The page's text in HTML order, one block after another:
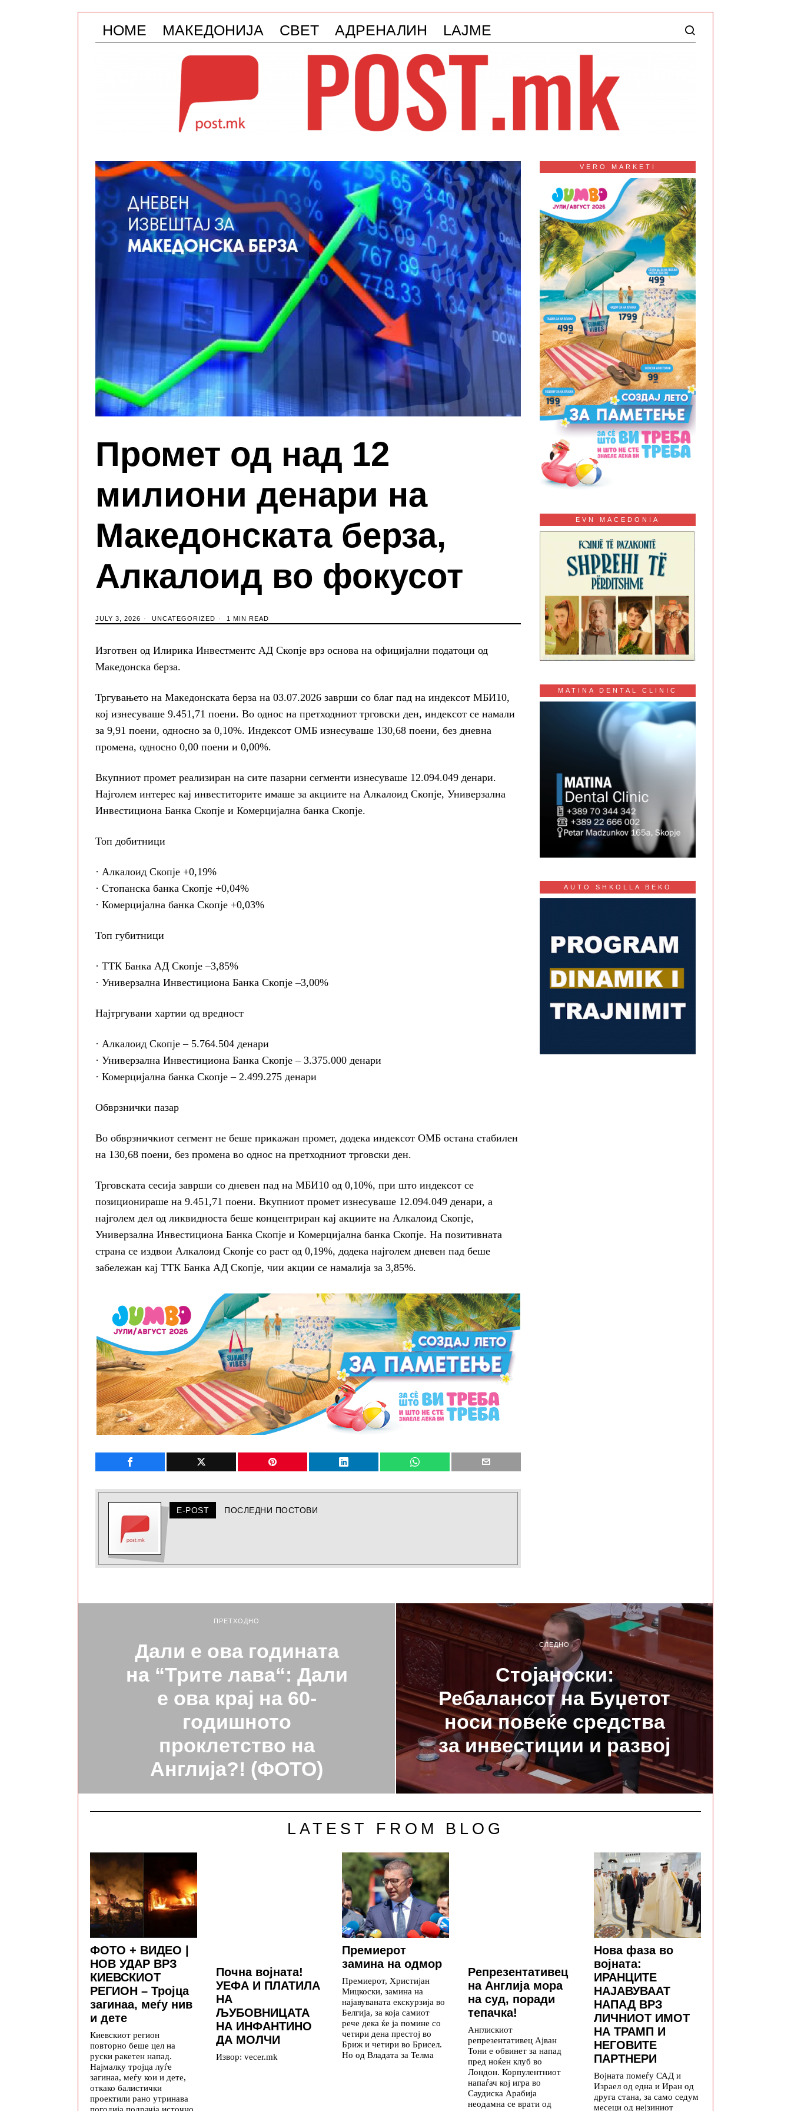
HOME МАКЕДОНИЈА СВЕТ АДРЕНАЛИН LAJME
Промет од над 12
милиони денари на
Македонската берза,
Алкалоид во фокусот
JULY 3, 2026 UNCATEGORIZED 1 MIN READ
Изготвен од Илирика Инвестментс АД Скопје врз основа на официјални податоци од
Македонска берза.
Тргувањето на Македонската берза на 03.07.2026 заврши со благ пад на индексот МБИ10,
кој изнесуваше 9.451,71 поени. Во однос на претходниот трговски ден, индексот се намали
за 9,91 поени, односно за 0,10%. Индексот ОМБ изнесуваше 130,68 поени, без дневна
промена, односно 0,00 поени и 0,00%.
Вкупниот промет реализиран на сите пазарни сегменти изнесуваше 12.094.049 денари.
Најголем интерес кај инвеститорите имаше за акциите на Алкалоид Скопје, Универзална
Инвестициона Банка Скопје и Комерцијална банка Скопје.
Топ добитници
· Алкалоид Скопје +0,19%
· Стопанска банка Скопје +0,04%
· Комерцијална банка Скопје +0,03%
Топ губитници
· ТТК Банка АД Скопје –3,85%
· Универзална Инвестициона Банка Скопје –3,00%
Најтргувани хартии од вредност
· Алкалоид Скопје – 5.764.504 денари
· Универзална Инвестициона Банка Скопје – 3.375.000 денари
· Комерцијална банка Скопје – 2.499.275 денари
Обврзнички пазар
Во обврзничкиот сегмент не беше прикажан промет, додека индексот ОМБ остана стабилен
на 130,68 поени, без промена во однос на претходниот трговски ден.
Трговската сесија заврши со дневен пад на МБИ10 од 0,10%, при што индексот се
позиционираше на 9.451,71 поени. Вкупниот промет изнесуваше 12.094.049 денари, а
најголем дел од ликвидноста беше концентриран кај акциите на Алкалоид Скопје,
Универзална Инвестициона Банка Скопје и Комерцијална банка Скопје. На позитивната
страна се издвои Алкалоид Скопје со раст од 0,19%, додека најголем дневен пад беше
забележан кај ТТК Банка АД Скопје, чии акции се намалија за 3,85%.
E-POST ПОСЛЕДНИ ПОСТОВИ
VERO MARKETI
EVN MACEDONIA
MATINA DENTAL CLINIC
AUTO SHKOLLA BEKO
ПРЕТХОДНО
Дали е ова годината
на “Трите лава“: Дали
е ова крај на 60-
годишното
проклетство на
Англија?! (ФОТО)
СЛЕДНО
Стојаноски:
Ребалансот на Буџетот
носи повеќе средства
за инвестиции и развој
LATEST FROM BLOG
ФОТО + ВИДЕО |
НОВ УДАР ВРЗ
КИЕВСКИОТ
РЕГИОН – Тројца
загинаа, меѓу нив
и дете
Киевскиот регион
повторно беше цел на
руски ракетен напад.
Најмалку тројца луѓе
загинаа, меѓу кои и дете,
откако балистички
проектили рано утринава
Почна војната!
УЕФА И ПЛАТИЛА
НА
ЉУБОВНИЦАТА
НА ИНФАНТИНО
ДА МОЛЧИ
Извор: vecer.mk
Премиерот
замина на одмор
Премиерот, Христијан
Мицкоски, замина на
најавуваната екскурзија во
Белгија, за која самиот
рече дека ќе ја помине со
четири дена престој во
Бриж и четири во Брисел.
Но од Владата за Телма
Репрезентативец
на Англија мора
на суд, поради
тепачка!
Англискиот
репрезентативец Ајван
Тони е обвинет за напад
пред ноќен клуб во
Лондон. Корпулентниот
напаѓач кој игра во
Саудиска Арабија
неодамна се врати од
Нова фаза во
војната:
ИРАНЦИТЕ
НАЈАВУВААТ
НАПАД ВРЗ
ЛИЧНИОТ ИМОТ
НА ТРАМП И
НЕГОВИТЕ
ПАРТНЕРИ
Војната помеѓу САД и
Израел од една и Иран од
друга стана, за само седум
месеци од нејзиниот